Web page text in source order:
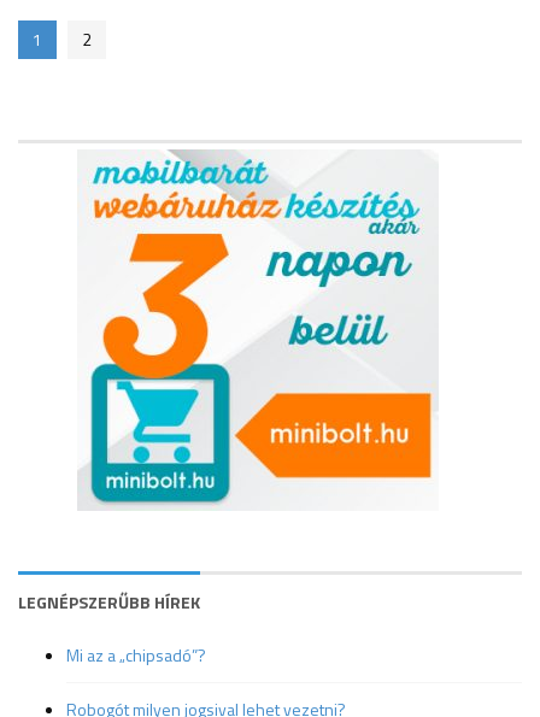
1 2
LEGNÉPSZERŰBB HÍREK
Mi az a „chipsadó”?
Robogót milyen jogsival lehet vezetni?